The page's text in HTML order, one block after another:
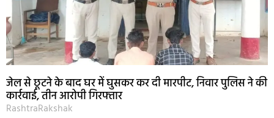
जेल से छूटने के बाद घर में घुसकर कर दी मारपीट, निवार पुलिस ने की
कार्रवाई, तीन आरोपी गिरफ्तार
RashtraRakshak